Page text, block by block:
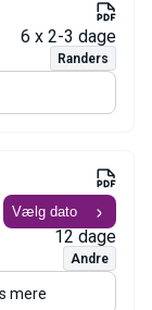
6 x 2-3 dage
Randers
12 dage
Andre
mere